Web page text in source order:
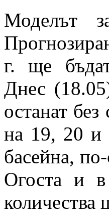
Моделът
г. ще
Днес
останат
на 19, 20 и
басейна,
Огоста и
количества